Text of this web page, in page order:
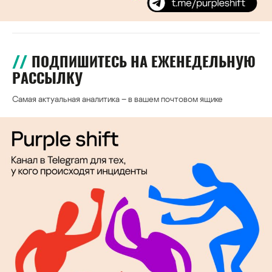
ПОДПИШИТЕСЬ НА ЕЖЕНЕДЕЛЬНУЮ
РАССЫЛКУ
Самая актуальная аналитика – в вашем почтовом ящике